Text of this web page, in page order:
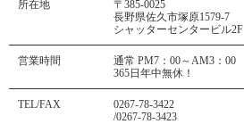
所在地
〒385-0025
長野県佐久市塚原1579-7
シャッターセンタービル2F
営業時間
通常 PM7：00～AM3：00
365日年中無休！
TEL/FAX
0267-78-3422
/0267-78-3423